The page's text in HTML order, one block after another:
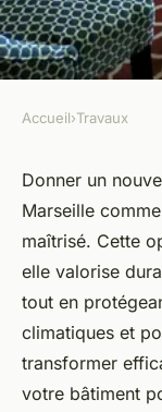
Zoé•16 octobre
Accueil›Travaux
Donner un
Marseille
maîtrisé. Cette
elle valorise
tout en
climatiques et
transformer
votre bâtiment